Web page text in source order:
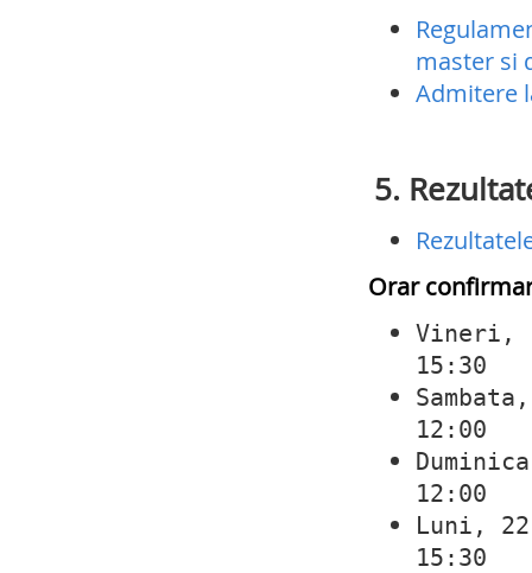
master si
Admitere
5.
Orar
15:30
12:00
12:00
15:30